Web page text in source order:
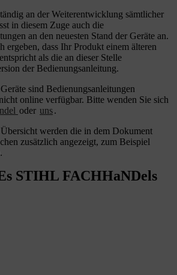
an der Weiterentwicklung sämtlicher
in diesem Zuge auch die
an den neuesten Stand der Geräte an.
ergeben, dass Ihr Produkt einem älteren
als die an dieser Stelle
der Bedienungsanleitung.
sind Bedienungsanleitungen
online verfügbar. Bitte wenden Sie sich
oder uns.
Übersicht werden die in dem Dokument
zusätzlich angezeigt, zum Beispiel
STIHL FACHHaNDels